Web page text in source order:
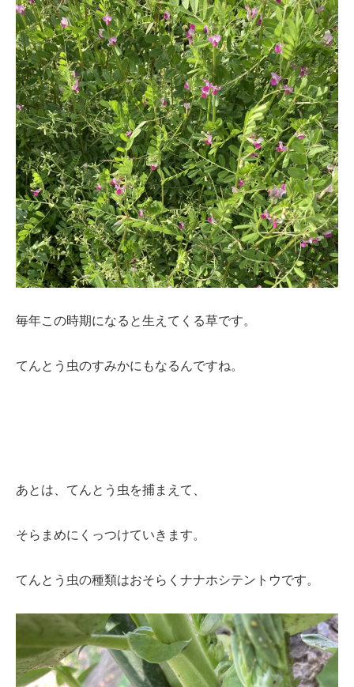
毎年この時期になると生えてくる草です。
てんとう虫のすみかにもなるんですね。
あとは、てんとう虫を捕まえて、
そらまめにくっつけていきます。
てんとう虫の種類はおそらくナナホシテントウです。